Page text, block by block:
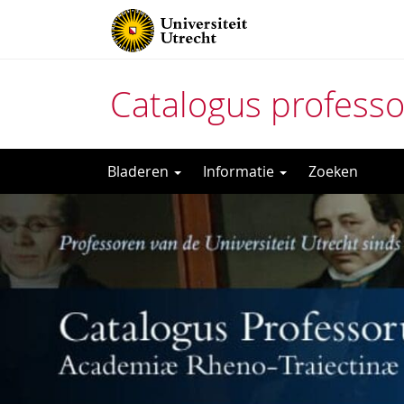
Catalogus
naar
het
inhoud
Bladeren Informatie Zoeken